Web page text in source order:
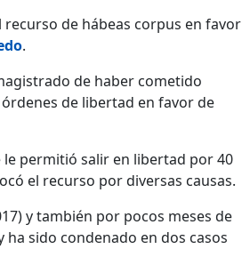
de hábeas corpus en favor
.
de haber cometido
de libertad en favor de
le permitió salir en libertad por 40
el recurso por diversas causas.
y también por pocos meses de
ha sido condenado en dos casos